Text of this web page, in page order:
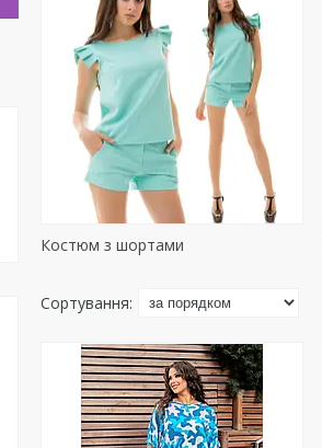
Костюм з шортами